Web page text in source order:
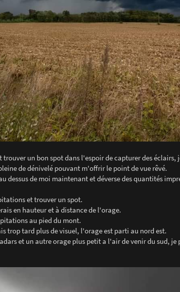
un bon spot dans l'espoir de capturer des
de dénivelé pouvant m'offrir le point de vue rêvé.
dessus de moi maintenant et déverse des quantités
et trouver un spot.
en hauteur et à distance de l'orage.
au pied du mont.
trop tard plus de visuel, l'orage est parti au nord est.
et un autre orage plus petit a l'air de venir du sud,